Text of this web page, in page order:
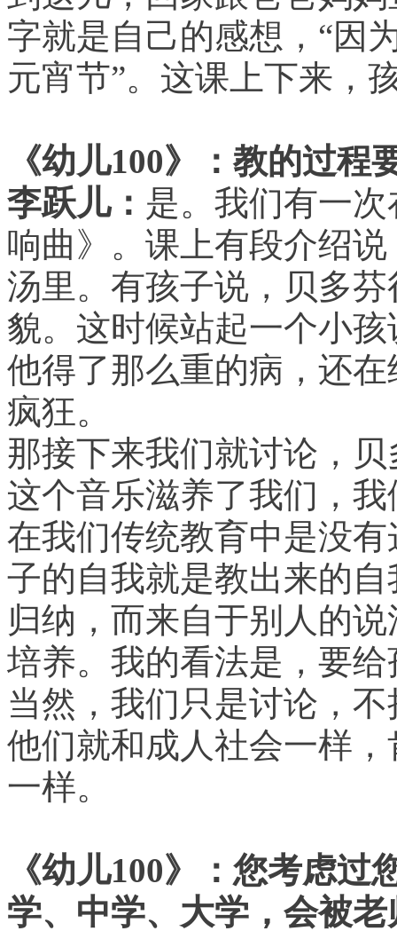
字就是自己的感想，“因
元宵节”。这课上下来，
《幼儿100》：教的过
李跃儿： 是。我们有一
响曲》。课上有段介绍
汤里。有孩子说，贝多
貌。这时候站起一个小
他得了那么重的病，还
疯狂。
那接下来我们就讨论，
这个音乐滋养了我们，
在我们传统教育中是没
子的自我就是教出来的
归纳，而来自于别人的
培养。我的看法是，要
当然，我们只是讨论，
他们就和成人社会一样
一样。
《幼儿100》：您考虑
学、中学、大学，会被